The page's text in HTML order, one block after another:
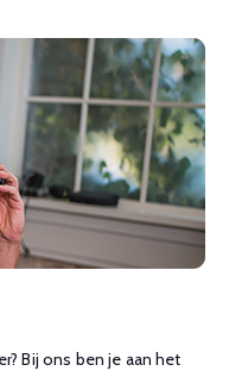
Bij ons ben je aan het